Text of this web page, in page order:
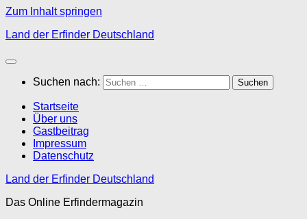
Zum Inhalt springen
Land der Erfinder Deutschland
Suchen nach:
Startseite
Über uns
Gastbeitrag
Impressum
Datenschutz
Land der Erfinder Deutschland
Das Online Erfindermagazin